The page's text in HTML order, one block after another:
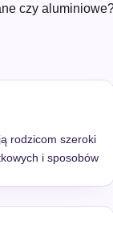
czy
rodzicom szeroki
i sposobów